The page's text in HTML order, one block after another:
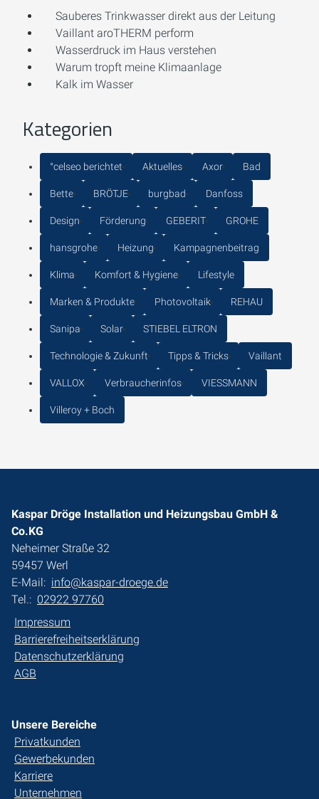
Sauberes Trinkwasser direkt aus der Leitung
Vaillant aroTHERM perform
Wasserdruck im Haus verstehen
Warum tropft meine Klimaanlage
Kalk im Wasser
Kategorien
°celseo berichtet Aktuelles Axor Bad
Bette BRÖTJE burgbad Danfoss
Design Förderung GEBERIT GROHE
hansgrohe Heizung Kampagnenbeitrag
Klima Komfort & Hygiene Lifestyle
Marken & Produkte Photovoltaik REHAU
Sanipa Solar STIEBEL ELTRON
Technologie & Zukunft Tipps & Tricks Vaillant
VALLOX Verbraucherinfos VIESSMANN
Villeroy + Boch
Kaspar Dröge Installation und Heizungsbau GmbH &
Co.KG
Neheimer Straße 32
59457 Werl
E-Mail: info@kaspar-droege.de
Tel.: 02922 97760
Impressum
Barrierefreiheitserklärung
Datenschutzerklärung
AGB
Unsere Bereiche
Privatkunden
Gewerbekunden
Karriere
Unternehmen